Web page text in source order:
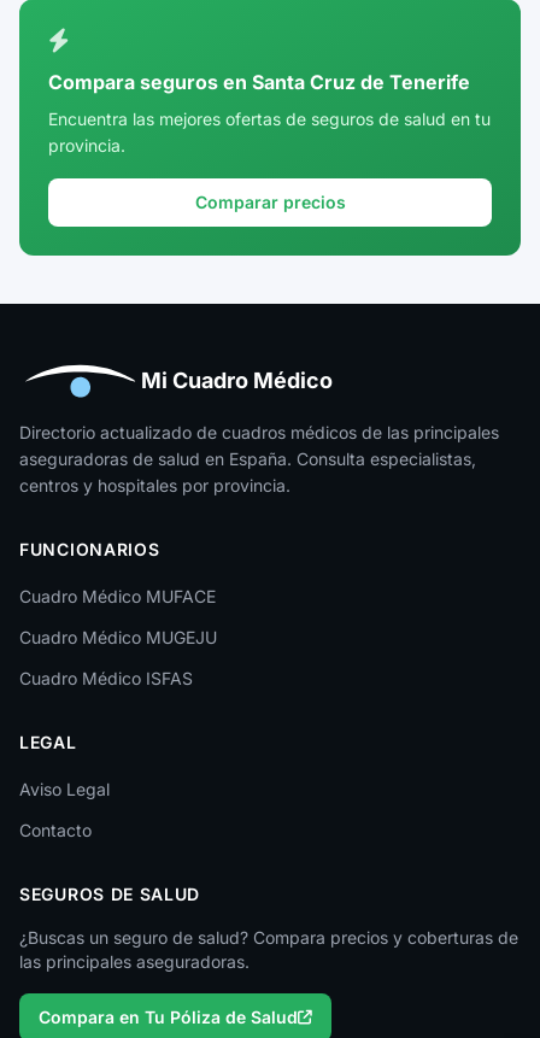
Córdoba
Cuenca
Girona
Huesca
Jaén
La Rioja
León
Lleida
Lugo
Málaga
Melilla
Murcia
Palencia
Pontevedra
Compara seguros en Santa Cruz de Tenerife
Encuentra las mejores ofertas de seguros de salud en tu
provincia.
Comparar precios
Mi Cuadro Médico
Directorio actualizado de cuadros médicos de las principales
aseguradoras de salud en España. Consulta especialistas,
centros y hospitales por provincia.
FUNCIONARIOS
Cuadro Médico MUFACE
Cuadro Médico MUGEJU
Cuadro Médico ISFAS
LEGAL
Aviso Legal
Contacto
SEGUROS DE SALUD
¿Buscas un seguro de salud? Compara precios y coberturas de
las principales aseguradoras.
Compara en Tu Póliza de Salud